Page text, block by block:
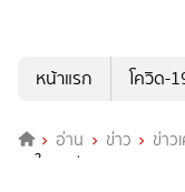
หน้าแรก
โควิด-
อ่าน ข่าว ข่าว
สุดในอาเซียน นายกฯกา